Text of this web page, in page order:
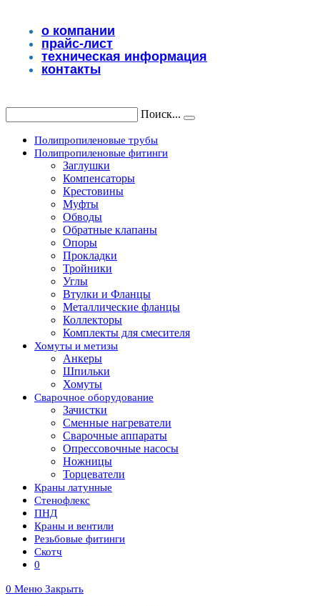
содержимомуо компании
прайс-лист
техническая информация
контакты
Поиск...
Полипропиленовые трубы
Полипропиленовые фитинги
Заглушки
Компенсаторы
Крестовины
Муфты
Обводы
Обратные клапаны
Опоры
Прокладки
Тройники
Углы
Втулки и Фланцы
Металлические фланцы
Коллекторы
Комплекты для смесителя
Хомуты и метизы
Анкеры
Шпильки
Хомуты
Сварочное оборудование
Зачистки
Сменные нагреватели
Сварочные аппараты
Опрессовочные насосы
Ножницы
Торцеватели
Краны латунные
Стенофлекс
ПНД
Краны и вентили
Резьбовые фитинги
Скотч
0
0 Меню Закрыть